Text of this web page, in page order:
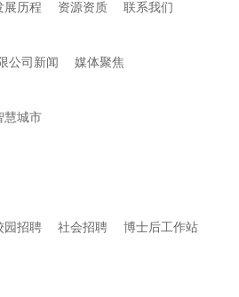
展历程 资源资质 联系我们
公司新闻 媒体聚焦
慧城市
园招聘 社会招聘
博士后工作站